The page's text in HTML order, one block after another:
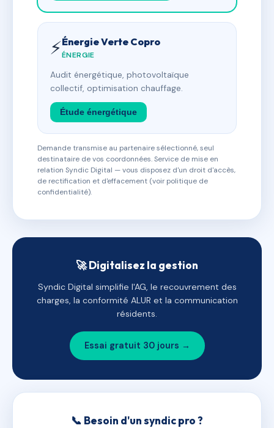
⚡Énergie Verte Copro
ÉNERGIE
Audit énergétique, photovoltaïque
collectif, optimisation chauffage.
Étude énergétique
Demande transmise au partenaire sélectionné, seul
destinataire de vos coordonnées. Service de mise en
relation Syndic Digital — vous disposez d'un droit d'accès,
de rectification et d'effacement (voir politique de
confidentialité).
🚀 Digitalisez la gestion
Syndic Digital simplifie l'AG, le recouvrement des
charges, la conformité ALUR et la communication
résidents.
Essai gratuit 30 jours →
📞 Besoin d'un syndic pro ?